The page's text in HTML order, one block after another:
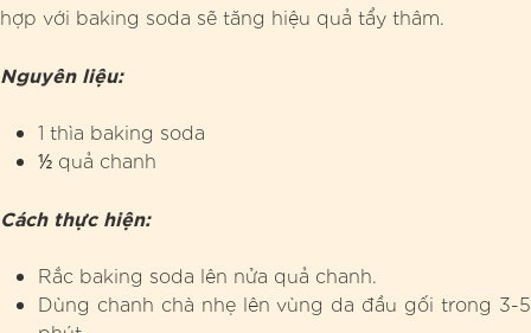
hợp với baking soda sẽ tăng hiệu quả tẩy thâm.
Nguyên liệu:
1 thìa baking soda
½ quả chanh
Cách thực hiện:
Rắc baking soda lên nửa quả chanh.
Dùng chanh chà nhẹ lên vùng da đầu gối trong 3-5